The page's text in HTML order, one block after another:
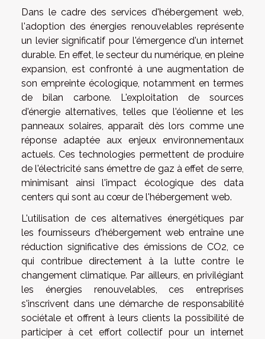
Dans le cadre des services d'hébergement web,
l'adoption des énergies renouvelables représente
un levier significatif pour l'émergence d'un internet
durable. En effet, le secteur du numérique, en pleine
expansion, est confronté à une augmentation de
son empreinte écologique, notamment en termes
de bilan carbone. L'exploitation de sources
d'énergie alternatives, telles que l'éolienne et les
panneaux solaires, apparaît dès lors comme une
réponse adaptée aux enjeux environnementaux
actuels. Ces technologies permettent de produire
de l'électricité sans émettre de gaz à effet de serre,
minimisant ainsi l'impact écologique des data
centers qui sont au cœur de l'hébergement web.
L'utilisation de ces alternatives énergétiques par
les fournisseurs d'hébergement web entraîne une
réduction significative des émissions de CO2, ce
qui contribue directement à la lutte contre le
changement climatique. Par ailleurs, en privilégiant
les énergies renouvelables, ces entreprises
s'inscrivent dans une démarche de responsabilité
sociétale et offrent à leurs clients la possibilité de
participer à cet effort collectif pour un internet